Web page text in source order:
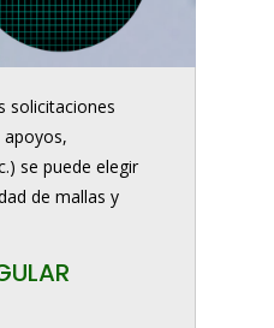
solicitaciones
apoyos,
se puede elegir
de mallas y